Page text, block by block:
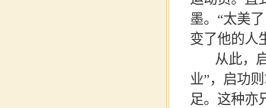
墨。 “太美
变了他的人
从此，启
业” ，启功
足。这种亦